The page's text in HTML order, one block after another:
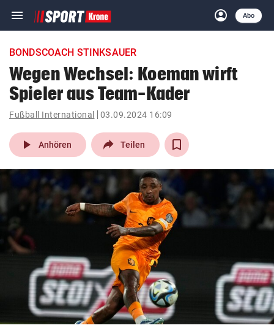
menu Navigation
ein-/ausklappen
account_circle
Anmelden
Abo
close Schließen
account_circle Anmelden
arrow_right
pin_drop
Wien arrow_right
bookmark
Suchbegriff
eingeben
© Krone Multimedia GmbH & Co KG 2026
Muthgasse 2, 1190 Wien
BONDSCOACH STINKSAUER
Wegen Wechsel: Koeman wirft
Spieler aus Team-Kader
Fußball International 03.09.2024 16:09
play_arrow Anhören Teilen